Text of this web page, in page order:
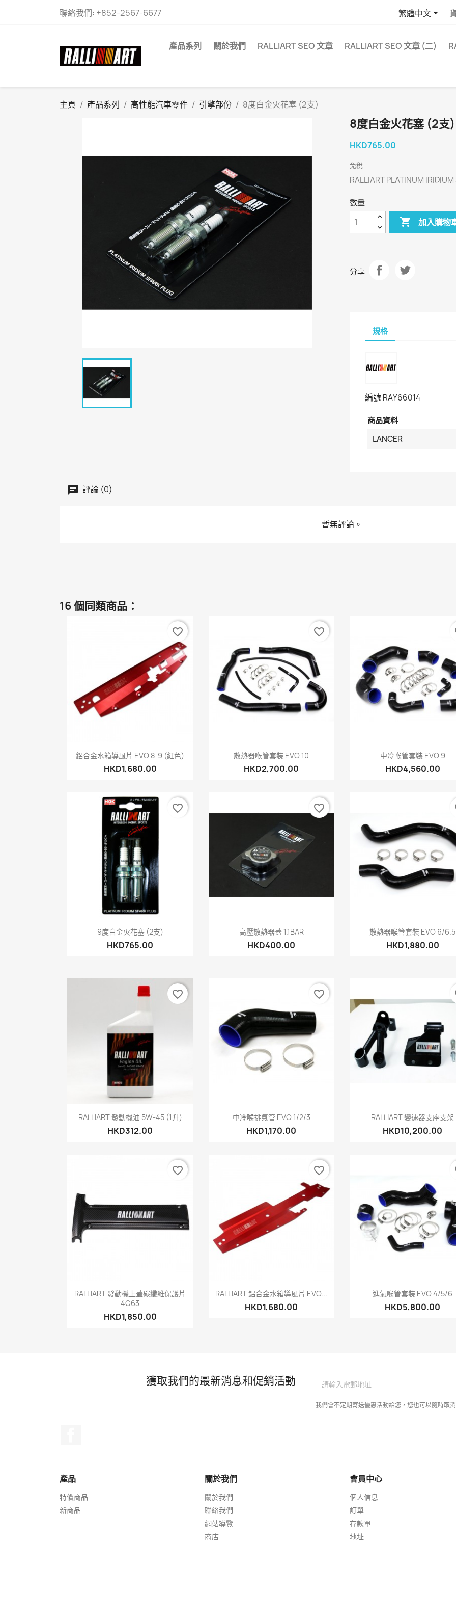
聯絡我們: +852-2567-6677 繁體中文
產品系列 關於我們 RALLIART SEO 文章 RALLIART SEO 文章 (二)
主頁 產品系列 高性能汽車零件 引擎部份 8度白金火花塞 (2支)
8度白金火花塞 (2支)
HKD765.00
免稅
RALLIART PLATINUM
數量
 加入購物
分享
規格
編號RAY66014
商品資料
LANCER
評論 (0)
暫無評論。
16 個同類商品：
快速查看
鋁合金水箱導風片 EVO 8-9 (紅色)
HKD1,680.00
favorite_border
快速查看
散熱器喉管套裝 EVO 10
HKD2,700.00
favorite_border
快速查看
中冷喉管套裝 EVO 9
HKD4,560.00
快速查看
9度白金火花塞 (2支)
HKD765.00
favorite_border
快速查看
高壓散熱器蓋 1.1BAR
HKD400.00
favorite_border
快速查看
散熱器喉管套裝 EVO 6/6.5
HKD1,880.00
快速查看
RALLIART 發動機油 5W-45 (1升)
HKD312.00
favorite_border
快速查看
中冷喉排氣管 EVO 1/2/3
HKD1,170.00
favorite_border
快速查看
RALLIART 變速器支座支架
HKD10,200.00
快速查看
RALLIART 發動機上蓋碳纖維保護片
4G63
HKD1,850.00
favorite_border
快速查看
RALLIART 鋁合金水箱導風片 EVO...
HKD1,680.00
favorite_border
快速查看
進氣喉管套裝 EVO 4/5/6
HKD5,800.00
獲取我們的最新消息和促銷活動
我們會不定期寄送優惠活動給您，您也可以隨時取消
產品
特價商品
新商品
關於我們
關於我們
聯絡我們
網站導覽
商店
會員中心
個人信息
訂單
存款單
地址